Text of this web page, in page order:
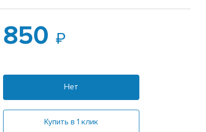
850
Нет
Купить в 1 клик